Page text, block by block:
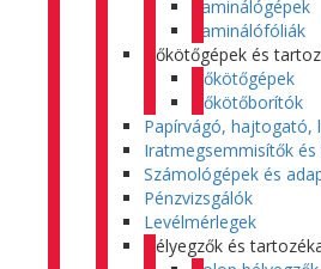
Laminálógépek
Laminálófóliák
Hőkötőgépek és
Hőkötőgépek
Hőkötőborítók
Papírvágó, hajtogató,
Iratmegsemmisítők
Számológépek és
Pénzvizsgálók
Levélmérlegek
Bélyegzők és